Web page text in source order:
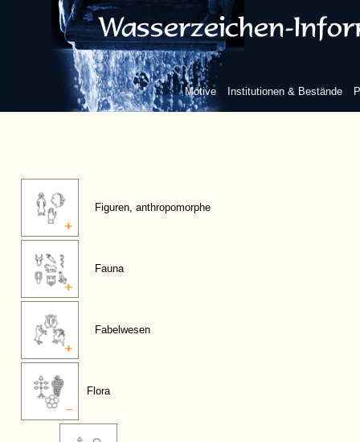
Motive Institutionen & Bestände
Figuren, anthropomorphe
Fauna
Fabelwesen
Flora